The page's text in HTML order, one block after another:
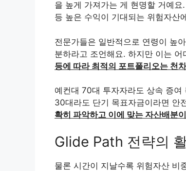
을 높게 가져가는 게 현명할 거예
등 높은 수익이 기대되는 위험자산
전문가들은 일반적으로 연령이 높
분하라고 조언해요. 하지만 이는 어
등에 따라 최적의 포트폴리오는 천
예컨대 70대 투자자라도 상속 증
30대라도 단기 목표자금이라면 안
확히 파악하고 이에 맞는 자산배분
Glide Path 전략의
물론 시간이 지날수록 위험자산 비